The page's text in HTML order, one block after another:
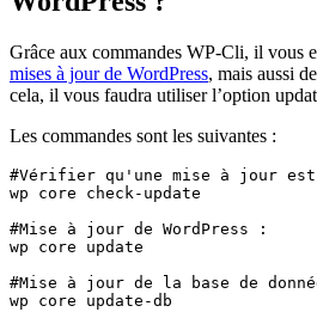
Grâce aux commandes WP-Cli, il vous
mises à jour de WordPress, mais aussi
cela, il vous faudra utiliser l’option
Les commandes sont les suivantes :
#Vérifier qu'une mise à jour
wp core check-update
#Mise à jour de WordPress :
wp core update
#Mise à jour de la base de
wp core update-db